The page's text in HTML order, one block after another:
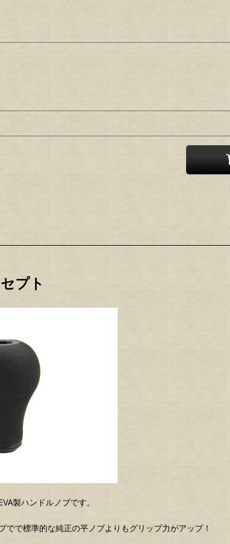
プト
製ハンドルノブです。
でで標準的な純正の平ノブよりもグリップ力がアップ！